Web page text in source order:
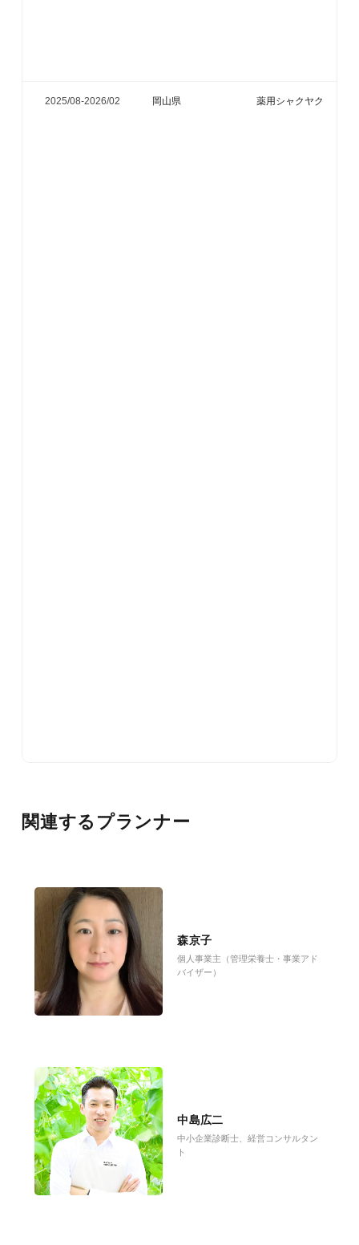
2025/08-2026/02 岡山県 薬用シャクヤク
関連するプランナー
森京子
個人事業主（管理栄養士・事業アド
バイザー）
中島広二
中小企業診断士、経営コンサルタン
ト